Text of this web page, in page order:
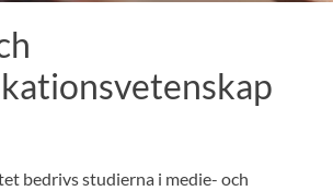
bedrivs studierna i medie- och